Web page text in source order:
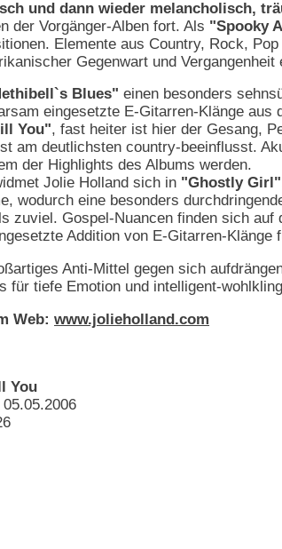
und dann wieder melancholisch,
der Vorgänger-Alben fort. Als "Spooky
Elemente aus Country, Rock,
Gegenwart und Vergangenheit
Blues" einen besonders
eingesetzte E-Gitarren-Klänge
You", fast heiter ist hier der Gesang,
am deutlichsten country-beeinflusst.
der Highlights des Albums werden.
Jolie Holland sich in "Ghostly Girl"
wodurch eine besonders
zuviel. Gospel-Nuancen finden sich auf
Addition von E-Gitarren-Klänge
Anti-Mittel gegen sich
für tiefe Emotion und intelligent-
Web: www.jolieholland.com
You